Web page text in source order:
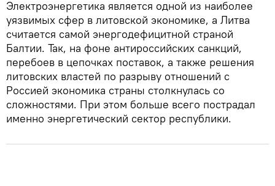
Электроэнергетика является одной из наиболее
уязвимых сфер в литовской экономике, а Литва
считается самой энергодефицитной страной
Балтии. Так, на фоне антироссийских санкций,
перебоев в цепочках поставок, а также решения
литовских властей по разрыву отношений с
Россией экономика страны столкнулась со
сложностями. При этом больше всего пострадал
именно энергетический сектор республики.